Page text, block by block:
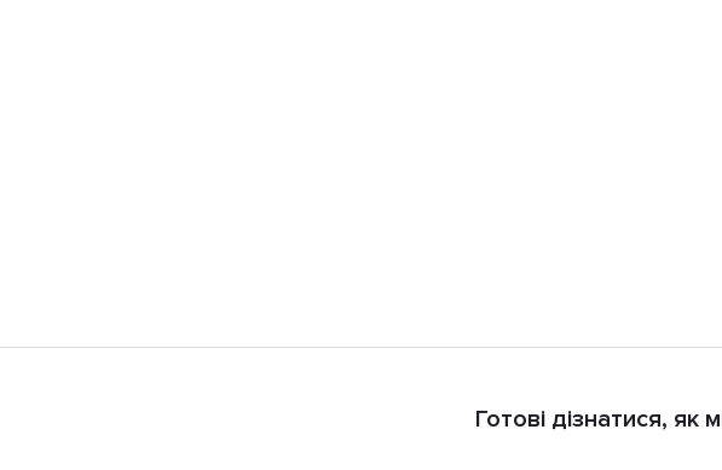
Готові дізнатися,